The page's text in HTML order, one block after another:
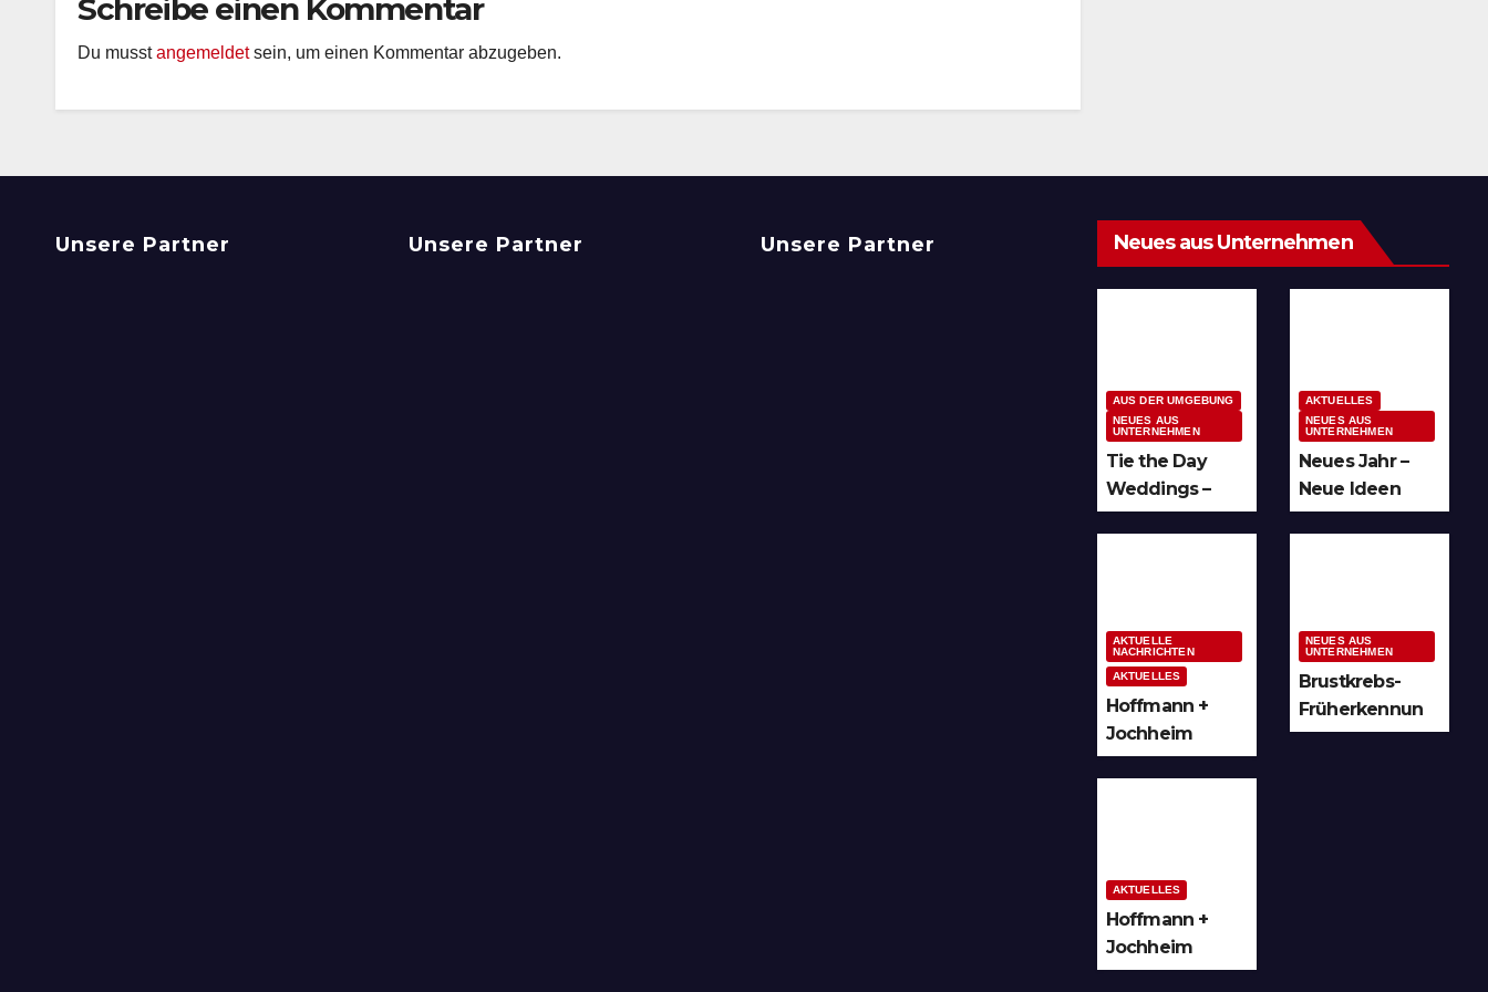
Schreibe einen Kommentar
Du musstangemeldetsein, um einen Kommentar abzugeben.
Unsere Partner Unsere Partner Unsere Partner Neues aus Unternehmen
AUS DER UMGEBUNG
NEUES AUS
UNTERNEHMEN
Tie the Day
Weddings –
Hochzeitsplan
AKTUELLES
NEUES AUS
UNTERNEHMEN
Neues Jahr –
Neue Ideen
und unzählige
AKTUELLE
NACHRICHTEN
AKTUELLES
Hoffmann +
Jochheim
GmbH setzt
NEUES AUS
UNTERNEHMEN
Brustkrebs-
Früherkennun
g in Arnsberg
AKTUELLES
Hoffmann +
Jochheim
GmbH in